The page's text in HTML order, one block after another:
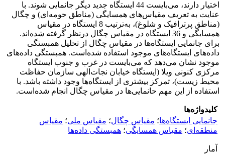
اختیار دارند، می‌بایست 44 ایستگاه جدید دیگر جانمایی شوند. با
عنایت به تعریف مقیاس‌های همسایگی (مناطق حومه‌ای) و چگال
(مناطق پرترافیک و شلوغ)، به‌ترتیب 8 ایستگاه در مقیاس
همسایگی و 36 ایستگاه در مقیاس چگال درنظر گرفته شده‌اند.
برای جانمایی ایستگاه‌ها در مقیاس چگال از تحلیل همبستگی
داده‌های ایستگاه‌های موجود استفاده شده‌است. همبستگی داده‌های
موجود نشان می‌دهد که می‌بایست در غرب و جنوب ایستگاه
مرکزی کنونی ویلا (ایستگاه خیابان نجات‌الهی سازمان حفاظت
محیط زیست)، تمرکز بیشتری از ایستگاه‌ها وجود داشته باشد. با
استفاده از این مهم حانمایی‌ها در مقیاس چگال انجام شده‌است.
کلیدواژه‌ها
جانمایی ایستگاه‌ها؛ مقیاس چگال؛ مقیاس ملی؛ مقیاس
منطقه‌ای؛ مقیاس همسایگی؛ همبستگی داده‌ها
آمار